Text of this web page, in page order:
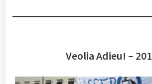
Veolia Adieu! –